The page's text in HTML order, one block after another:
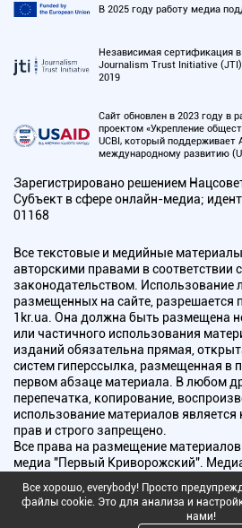
В 2025 году работу медиа
Независимая сертификация
Journalism Trust Initiative (JTI)
2019
Сайт обновлен в 2023 году в
проектом «Укрепление
UCBI, который поддерживает
международному развитию
Зарегистрировано решением
Субъект в сфере онлайн-медиа;
01168
Все текстовые и медийные
авторскими правами в соответствии
законодательством. Использование
размещенных на сайте, разрешается
1kr.ua. Она должна быть размещена
или частичного использования
изданий обязательна прямая,
систем гиперссылка, размещенная в
первом абзаце материала. В любом
перепечатка, копирование,
использование материалов
прав и строго запрещено.
Все права на размещение
медиа "Первый Криворожский".
радиовещания.
Все хорошо, everybody! Просто
файлы cookie. Это для анализа и
нами!